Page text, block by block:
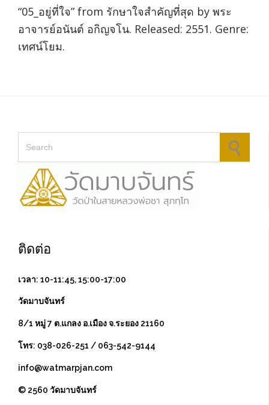
“05_อยู่ที่ใจ” from รักษาใจสำคัญที่สุด by พระ
อาจารย์อนันต์ อกิญจโน. Released: 2551. Genre:
เทศน์โยม.
ติดต่อ
เวลา: 10-11:45, 15:00-17:00
วัดมาบจันทร์
8/1 หมู่ 7 ต.แกลง อ.เมือง จ.ระยอง 21160
โทร: 038-026-251 / 063-542-9144
info@watmarpjan.com
© 2560 วัดมาบจันทร์